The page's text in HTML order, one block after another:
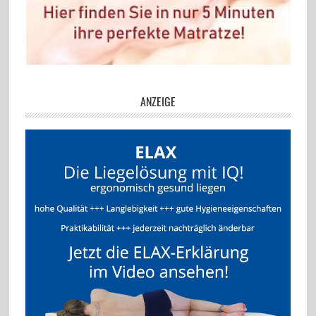
ANZEIGE